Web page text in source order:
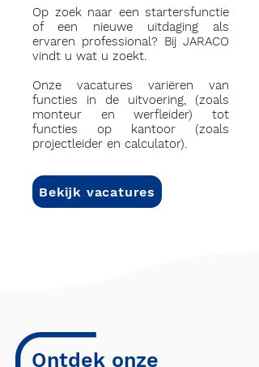
Op zoek naar een startersfunctie
of een nieuwe uitdaging als
ervaren professional? Bij JARACO
vindt u wat u zoekt.
Onze vacatures variëren van
functies in de uitvoering, (zoals
monteur en werfleider) tot
functies op kantoor (zoals
projectleider en calculator).
Bekijk vacatures
Ontdek onze